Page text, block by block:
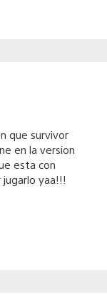
que survivor
en la version
esta con
yaa!!!